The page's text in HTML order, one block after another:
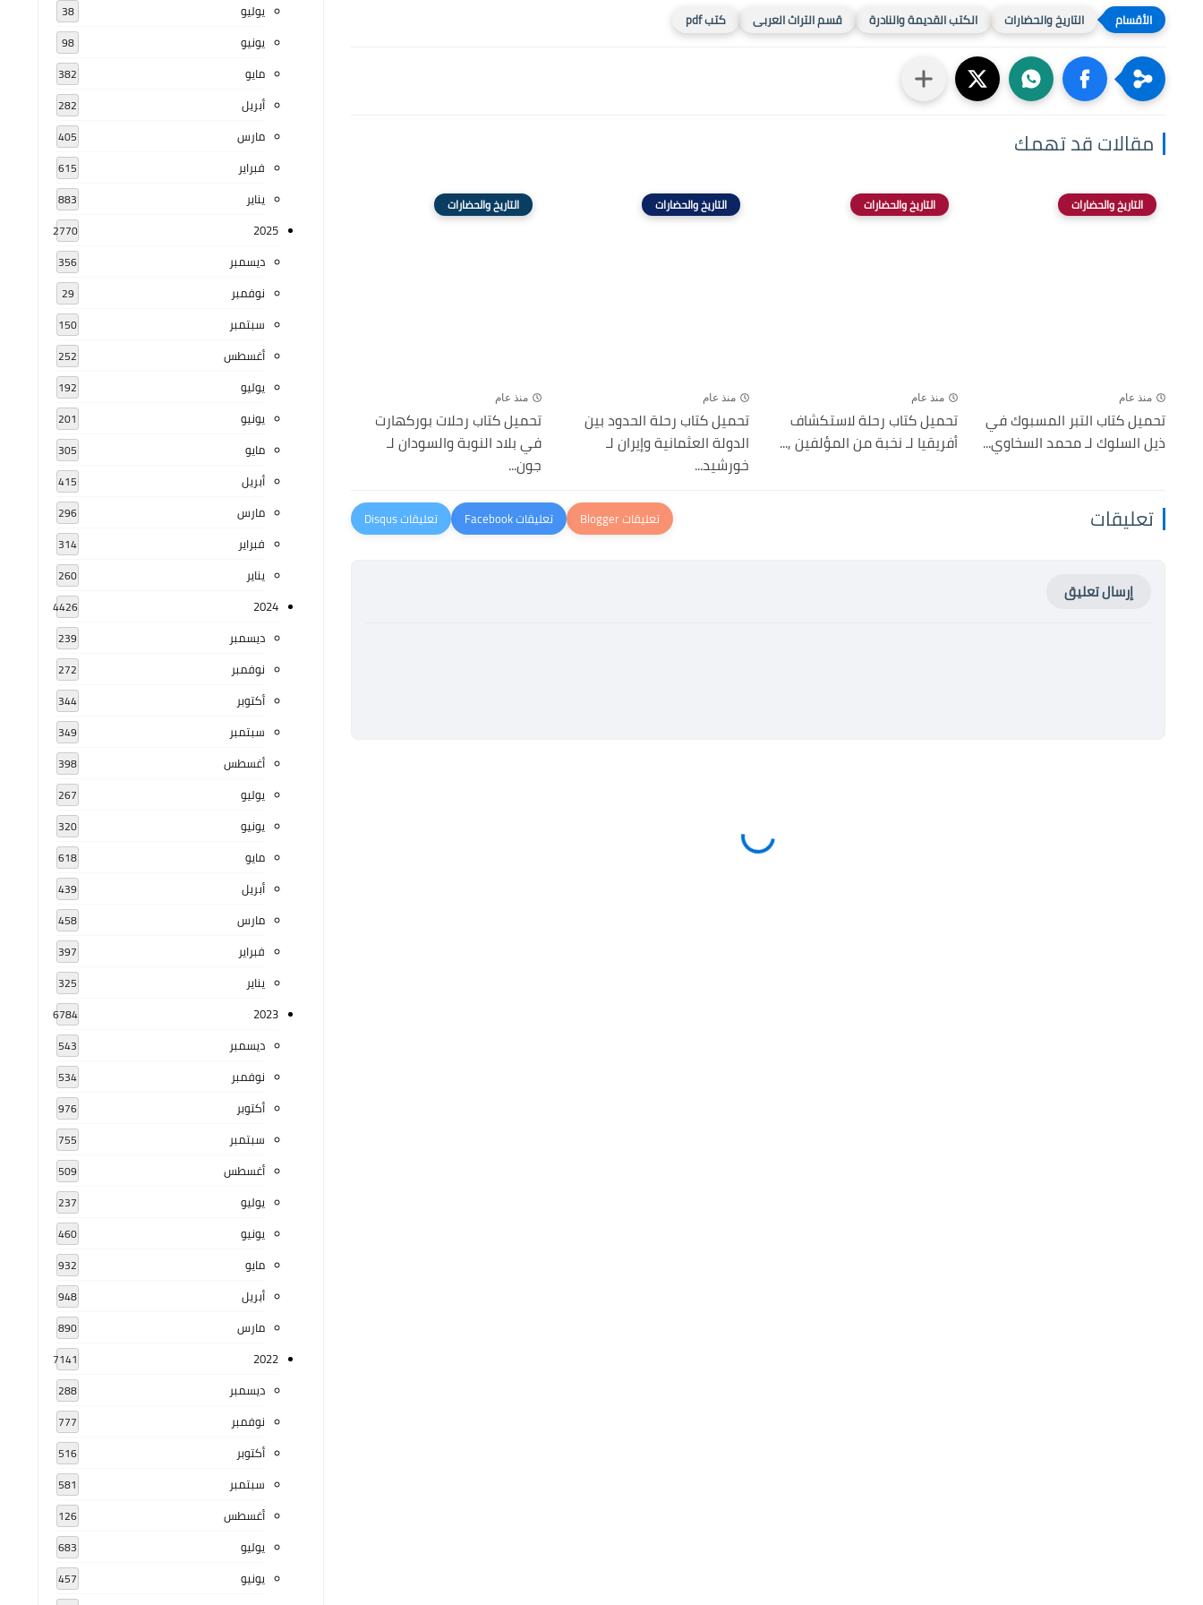
التاريخ والحضارات الكتب القديمة والنادرة قسم التراث العربى كتب pdf
مقالات قد تهمك
التاريخ والحضارات
منذ عام
تحميل كتاب التبر المسبوك في
ذيل السلوك لـ محمد السخاوي...
التاريخ والحضارات
منذ عام
تحميل كتاب رحلة لاستكشاف
أفريقيا لـ نخبة من المؤلفين ,...
التاريخ والحضارات
منذ عام
تحميل كتاب رحلة الحدود بين
الدولة العثمانية وإيران لـ
خورشيد...
التاريخ والحضارات
منذ عام
تحميل كتاب رحلات بوركهارت
في بلاد النوبة والسودان لـ
جون...
تعليقات
إرسال تعليق
يوليو 38
يونيو 98
مايو 382
أبريل 282
مارس 405
فبراير 615
يناير 883
2025
2770
ديسمبر 356
نوفمبر 29
سبتمبر 150
أغسطس 252
يوليو 192
يونيو 201
مايو 305
أبريل 415
مارس 296
فبراير 314
يناير 260
2024
4426
ديسمبر 239
نوفمبر 272
أكتوبر 344
سبتمبر 349
أغسطس 398
يوليو 267
يونيو 320
مايو 618
أبريل 439
مارس 458
فبراير 397
يناير 325
2023
6784
ديسمبر 543
نوفمبر 534
أكتوبر 976
سبتمبر 755
أغسطس 509
يوليو 237
يونيو 460
مايو 932
أبريل 948
مارس 890
2022
7141
ديسمبر 288
نوفمبر 777
أكتوبر 516
سبتمبر 581
أغسطس 126
يوليو 683
يونيو 457